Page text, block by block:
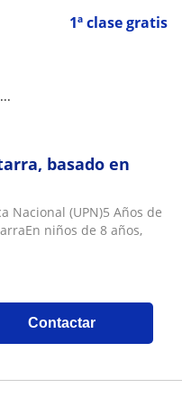
1ª clase gratis
basado en
Nacional (UPN)5 Años de
niños de 8 años,
Contactar